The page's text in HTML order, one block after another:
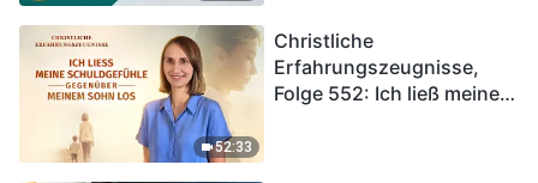
52:33
Christliche
Erfahrungszeugnisse,
Folge 552: Ich ließ meine